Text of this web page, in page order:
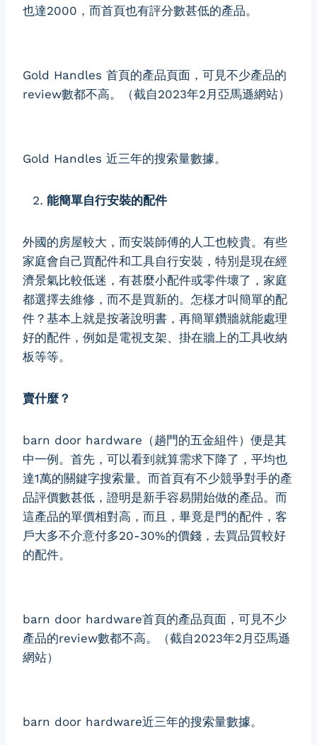
也達2000，而首頁也有評分數甚低的產品。
Gold Handles 首頁的產品頁面，可見不少產品的
review數都不高。（截自2023年2月亞馬遜網站）
Gold Handles 近三年的搜索量數據。
能簡單自行安裝的配件
外國的房屋較大，而安裝師傅的人工也較貴。有些
家庭會自己買配件和工具自行安裝，特別是現在經
濟景氣比較低迷，有甚麼小配件或零件壞了，家庭
都選擇去維修，而不是買新的。怎樣才叫簡單的配
件？基本上就是按著說明書，再簡單鑽牆就能處理
好的配件，例如是電視支架、掛在牆上的工具收納
板等等。
賣什麼？
barn door hardware（趟門的五金組件）便是其
中一例。首先，可以看到就算需求下降了，平均也
達1萬的關鍵字搜索量。而首頁有不少競爭對手的產
品評價數甚低，證明是新手容易開始做的產品。而
這產品的單價相對高，而且，畢竟是門的配件，客
戶大多不介意付多20-30%的價錢，去買品質較好
的配件。
barn door hardware首頁的產品頁面，可見不少
產品的review數都不高。（截自2023年2月亞馬遜
網站）
barn door hardware近三年的搜索量數據。